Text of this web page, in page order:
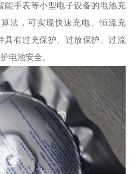
能手表等小型电子设备的电池充
法，可实现快速充电、恒流充
具有过充保护、过放保护、过流
电池安全。